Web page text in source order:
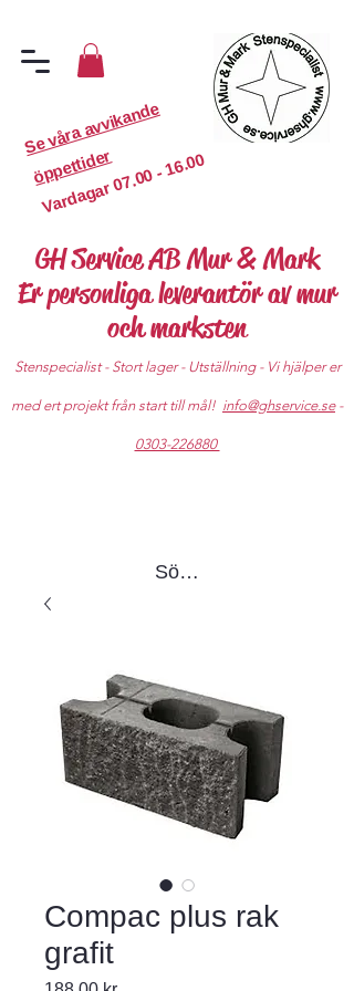
S
e
v
år
a
a
v
vi
k
a
n
d
e
ö
p
p
etti
d
er
Vardagar
07.00 - 16.00
GH Service AB Mur & Mark
Er personliga leverantör av mur
och marksten
Stenspecialist - Stort lager - Utställning - Vi hjälper er
med ert projekt från start till mål! info@ghservice.se-
0303-226880
Sök produkter
Compac plus rak
grafit